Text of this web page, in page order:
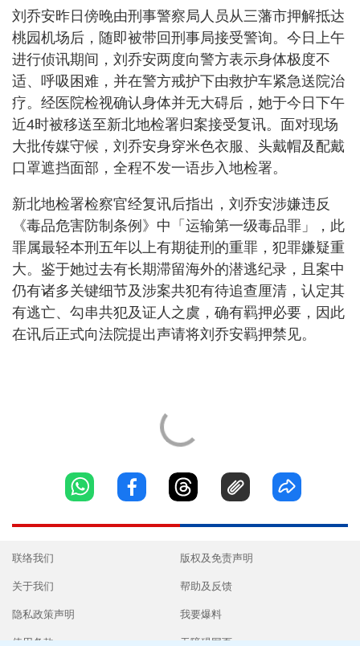
刘乔安昨日傍晚由刑事警察局人员从三藩市押解抵达
桃园机场后，随即被带回刑事局接受警询。今日上午
进行侦讯期间，刘乔安两度向警方表示身体极度不
适、呼吸困难，并在警方戒护下由救护车紧急送院治
疗。经医院检视确认身体并无大碍后，她于今日下午
近4时被移送至新北地检署归案接受复讯。面对现场
大批传媒守候，刘乔安身穿米色衣服、头戴帽及配戴
口罩遮挡面部，全程不发一语步入地检署。
新北地检署检察官经复讯后指出，刘乔安涉嫌违反
《毒品危害防制条例》中「运输第一级毒品罪」，此
罪属最轻本刑五年以上有期徒刑的重罪，犯罪嫌疑重
大。鉴于她过去有长期滞留海外的潜逃纪录，且案中
仍有诸多关键细节及涉案共犯有待追查厘清，认定其
有逃亡、勾串共犯及证人之虞，确有羁押必要，因此
在讯后正式向法院提出声请将刘乔安羁押禁见。
联络我们
关于我们
隐私政策声明
使用条款
版权及免责声明
帮助及反馈
我要爆料
无障碍网页